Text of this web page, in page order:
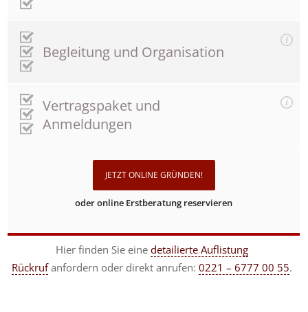
Begleitung und Organisation
Vertragspaket und
Anmeldungen
JETZT ONLINE GRÜNDEN!
oder online Erstberatung reservieren
Hier finden Sie einedetailierte Auflistung
Rückrufanfordern oder direkt anrufen:0221 – 6777 00 55.